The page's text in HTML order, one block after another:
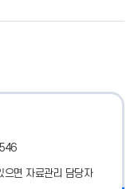
으면 자료관리 담당자